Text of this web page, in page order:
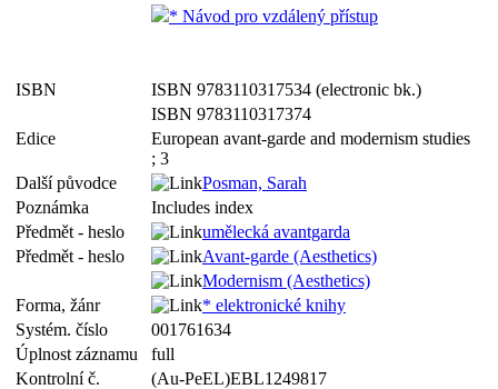
* Návod pro vzdálený přístup
ISBN
ISBN 9783110317534 (electronic bk.)
ISBN 9783110317374
Edice
European avant-garde and modernism studies
; 3
Další původce
Posman, Sarah
Poznámka
Includes index
Předmět - heslo
umělecká avantgarda
Předmět - heslo
Avant-garde (Aesthetics)
Modernism (Aesthetics)
Forma, žánr
* elektronické knihy
Systém. číslo
001761634
Úplnost záznamu
full
Kontrolní č.
(Au-PeEL)EBL1249817